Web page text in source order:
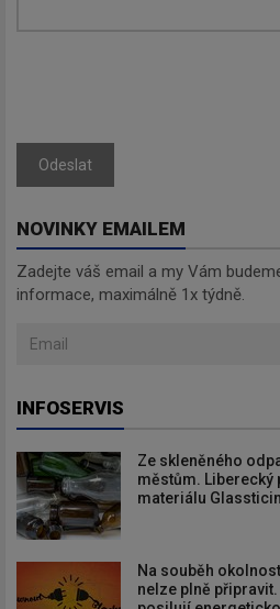
Odeslat
NOVINKY EMAILEM
Zadejte váš email a my Vám
informace, maximálně 1x týdně.
INFOSERVIS
Ze skleněného
městům. Liberecký
materiálu
Na souběh
nelze plně